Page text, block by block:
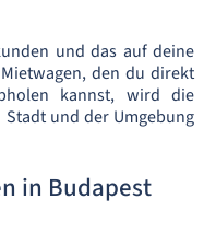
und das auf deine
den du direkt
kannst, wird die
und der Umgebung
in Budapest